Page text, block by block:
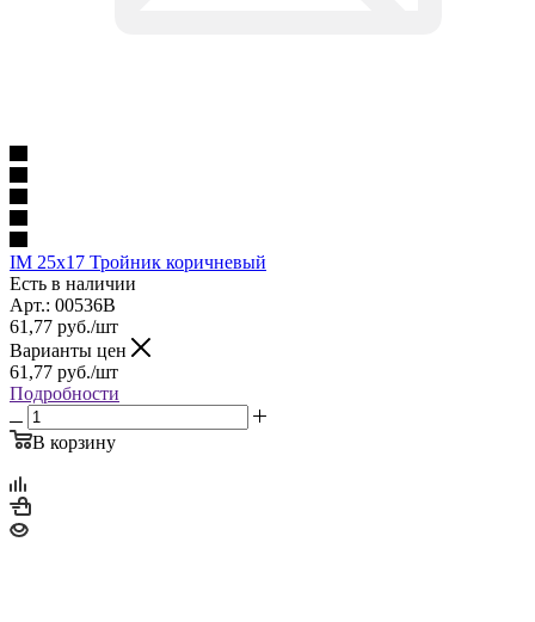
IM 25x17 Тройник коричневый
Есть в наличии
Арт.: 00536B
61,77 руб./шт
Варианты цен
61,77 руб./шт
Подробности
В корзину